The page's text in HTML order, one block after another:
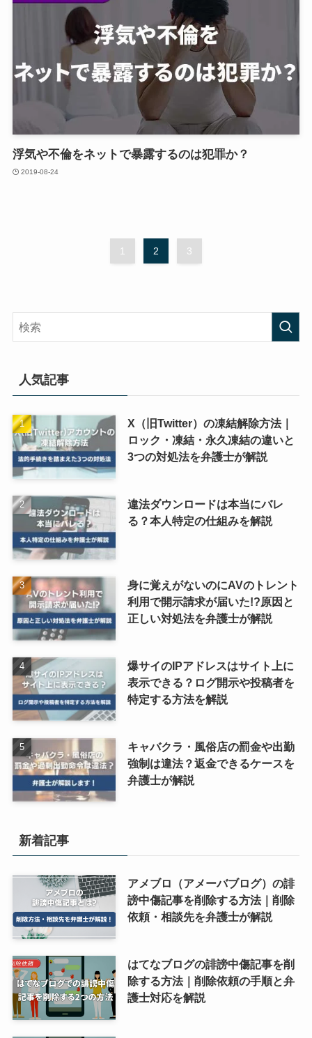
浮気や不倫をネットで暴露するのは犯罪か？
2019-08-24
1 2 3
人気記事
X（旧Twitter）の凍結解除方法｜
ロック・凍結・永久凍結の違いと
3つの対処法を弁護士が解説
違法ダウンロードは本当にバレ
る？本人特定の仕組みを解説
身に覚えがないのにAVのトレント
利用で開示請求が届いた!?原因と
正しい対処法を弁護士が解説
爆サイのIPアドレスはサイト上に
表示できる？ログ開示や投稿者を
特定する方法を解説
キャバクラ・風俗店の罰金や出勤
強制は違法？返金できるケースを
弁護士が解説
新着記事
アメブロ（アメーバブログ）の誹
謗中傷記事を削除する方法｜削除
依頼・相談先を弁護士が解説
はてなブログの誹謗中傷記事を削
除する方法｜削除依頼の手順と弁
護士対応を解説